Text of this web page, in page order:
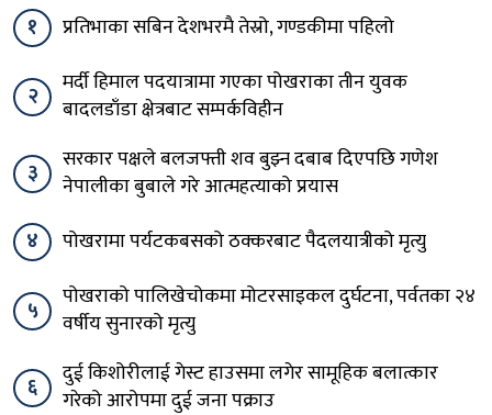
१ प्रतिभाका सबिन देशभरमै तेस्रो, गण्डकीमा पहिलो
२
मर्दी हिमाल पदयात्रामा गएका पोखराका तीन युवक
बादलडाँडा क्षेत्रबाट सम्पर्कविहीन
३
सरकार पक्षले बलजफ्ती शव बुझ्न दबाब दिएपछि गणेश
नेपालीका बुबाले गरे आत्महत्याको प्रयास
४
पोखरामा पर्यटकबसको ठक्करबाट पैदलयात्रीको मृत्यु
५
पोखराको पालिखेचोकमा मोटरसाइकल दुर्घटना, पर्वतका २४
वर्षीय सुनारको मृत्यु
६
दुई किशोरीलाई गेस्ट हाउसमा लगेर सामूहिक बलात्कार
गरेको आरोपमा दुई जना पक्राउ